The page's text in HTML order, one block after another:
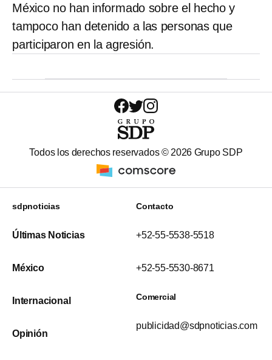
México no han informado sobre el hecho y
tampoco han detenido a las personas que
participaron en la agresión.
Todos los derechos reservados © 2026 Grupo SDP
sdpnoticias
Últimas Noticias
México
Internacional
Opinión
Contacto
+52-55-5538-5518
+52-55-5530-8671
Comercial
publicidad@sdpnoticias.com